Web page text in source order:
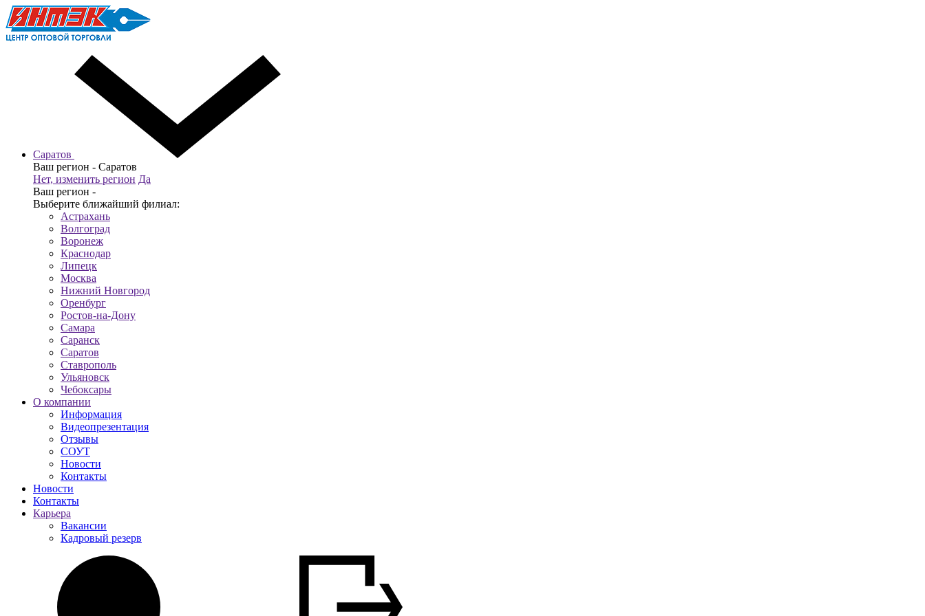
Саратов
Ваш регион - Саратов
Нет, изменить регион Да
Ваш регион -
Выберите ближайший филиал:
Астрахань
Волгоград
Воронеж
Краснодар
Липецк
Москва
Нижний Новгород
Оренбург
Ростов-на-Дону
Самара
Саранск
Саратов
Ставрополь
Ульяновск
Чебоксары
О компании
Информация
Видеопрезентация
Отзывы
СОУТ
Новости
Контакты
Новости
Контакты
Карьера
Вакансии
Кадровый резерв